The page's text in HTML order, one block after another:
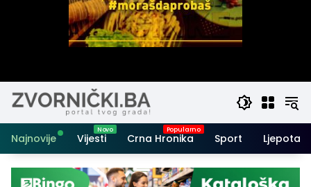
Najnovije Vijesti Crna Hronika Sport Ljepota i